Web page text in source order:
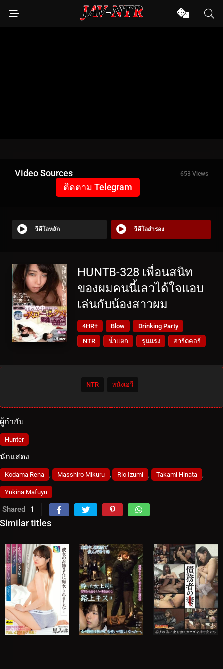
Video Sources 653 Views
ติดตาม Telegram
วีดีโอหลัก วีดีโอสำรอง
HUNTB-328 เพื่อนสนิท
ของผมคนนี้เลวได้ใจแอบ
เล่นกับน้องสาวผม
4HR+ Blow Drinking Party
NTR น้ำแตก รุนแรง ฮาร์ดคอร์
NTR หนังเอวี
ผู้กำกับ
Hunter
นักแสดง
Kodama Rena , Masshiro Mikuru , Rio Izumi , Takami Hinata ,
Yukina Mafuyu
Shared 1
Similar titles